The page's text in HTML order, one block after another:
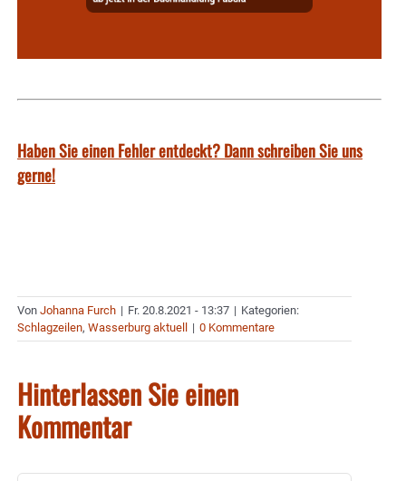
Haben Sie einen Fehler entdeckt? Dann schreiben Sie uns
gerne!
Von Johanna Furch | Fr. 20.8.2021 - 13:37 | Kategorien:
Schlagzeilen, Wasserburg aktuell | 0 Kommentare
Hinterlassen Sie einen
Kommentar